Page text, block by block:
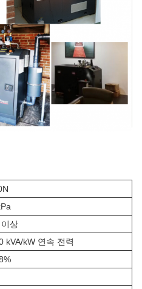
상
kVA/kW 연속 전력